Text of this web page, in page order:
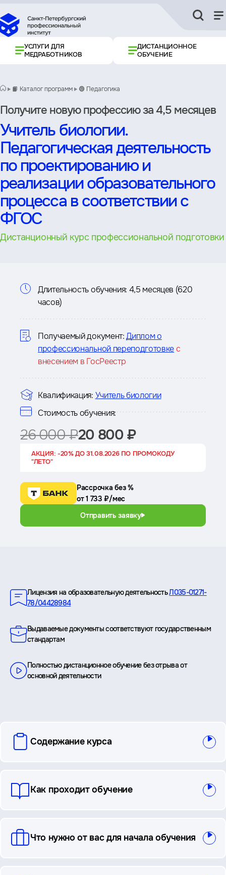
УСЛУГИ ДЛЯ
МЕДРАБОТНИКОВ
ДИСТАНЦИОННОЕ
ОБУЧЕНИЕ
📙 Каталог программ 🟢 Педагогика
Получите новую профессию за 4,5 месяцев
Учитель биологии.
Педагогическая деятельность
по проектированию и
реализации образовательного
процесса в соответствии с
ФГОС
Дистанционный курс профессиональной подготовки
Информация
курсе
Длительность обучения: 4,5 месяцев (620
часов)
Получаемый документ: Диплом о
профессиональной переподготовкес
внесением в ГосРеестр
Квалификация: Учитель биологии
Стоимость обучения:
26 000 ₽20 800 ₽
АКЦИЯ: -20% ДО 31.08.2026 ПО ПРОМОКОДУ
"ЛЕТО"
Рассрочка без %
от 1 733 ₽/мес
Отправить заявку
Лицензия на образовательную деятельностьЛ035-01271-
78/04428984
Выдаваемые документы соответствуют государственным
стандартам
Полностью дистанционное обучение без отрыва от
основной деятельности
вопросы
Содержание курса
Как проходит обучение
Что нужно от вас для начала обучения